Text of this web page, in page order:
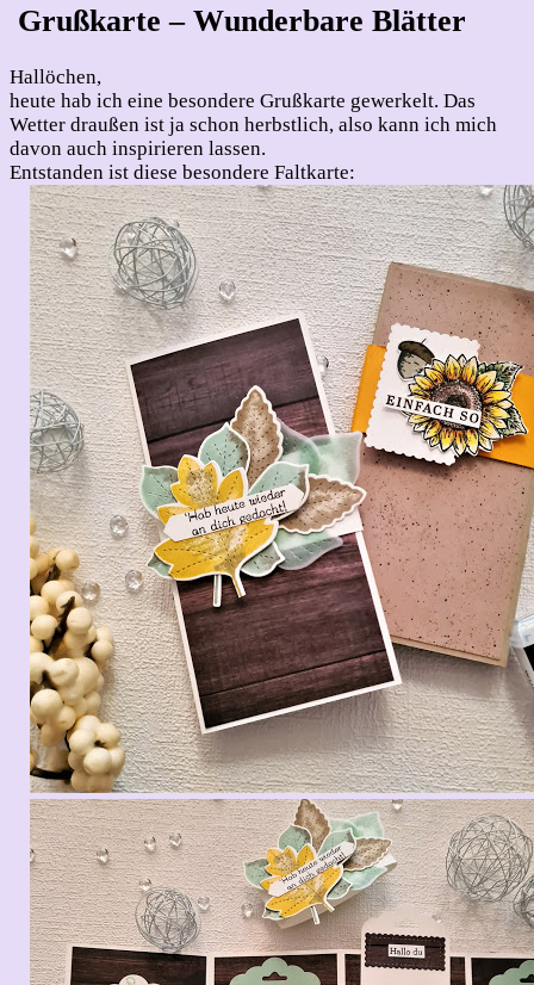
Faltkarte
–
Grußkarte – Wunderbare Blätter
Hallöchen,
heute hab ich eine besondere Grußkarte gewerkelt. Das
Wetter draußen ist ja schon herbstlich, also kann ich mich
davon auch inspirieren lassen.
Entstanden ist diese besondere Faltkarte: